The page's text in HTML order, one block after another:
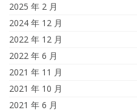
2025 年 2 月
2024 年 12 月
2022 年 12 月
2022 年 6 月
2021 年 11 月
2021 年 10 月
2021 年 6 月